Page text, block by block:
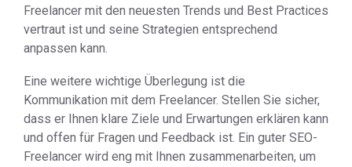
Freelancer mit den neuesten Trends und Best Practices
vertraut ist und seine Strategien entsprechend
anpassen kann.
Eine weitere wichtige Überlegung ist die
Kommunikation mit dem Freelancer. Stellen Sie sicher,
dass er Ihnen klare Ziele und Erwartungen erklären kann
und offen für Fragen und Feedback ist. Ein guter SEO-
Freelancer wird eng mit Ihnen zusammenarbeiten, um